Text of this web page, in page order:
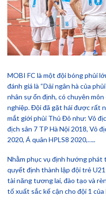
MOBI FC là một đội bóng phủi
đánh giá là “Dải ngân hà của
nhân sự ổn định, có chuyên
nghiệp. Đội đã gặt hái được rất
mắt giới phủi Thủ Đô như: Vô
địch sân 7 TP Hà Nội 2018, Vô
2020, Á quân HPLS8 2020,…..
Nhằm phục vụ định hướng phát
quyết định thành lập đội trẻ
tài năng tương lai, đào tạo và
tố xuất sắc kế cận cho đội 1 của